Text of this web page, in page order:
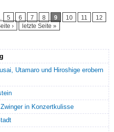
5 6 7 8 9 10 11
12
› letzte Seite »
Utamaro und Hiroshige erobern
in Konzertkulisse